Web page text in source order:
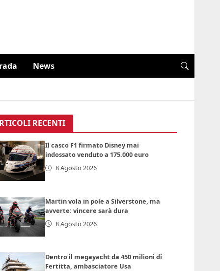
News
RECENTI
Il casco F1 firmato Disney mai
indossato venduto a 175.000 euro
8 Agosto 2026
Martin vola in pole a Silverstone, ma
avverte: vincere sarà dura
8 Agosto 2026
Dentro il megayacht da 450 milioni di
Fertitta, ambasciatore Usa